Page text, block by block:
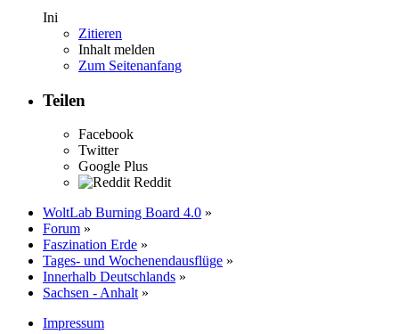
Ini
Zitieren
Inhalt melden
Zum Seitenanfang
Teilen
Facebook
Twitter
Google Plus
Reddit
WoltLab Burning Board 4.0 »
Forum »
Faszination Erde »
Tages- und Wochenendausflüge »
Innerhalb Deutschlands »
Sachsen - Anhalt »
Impressum